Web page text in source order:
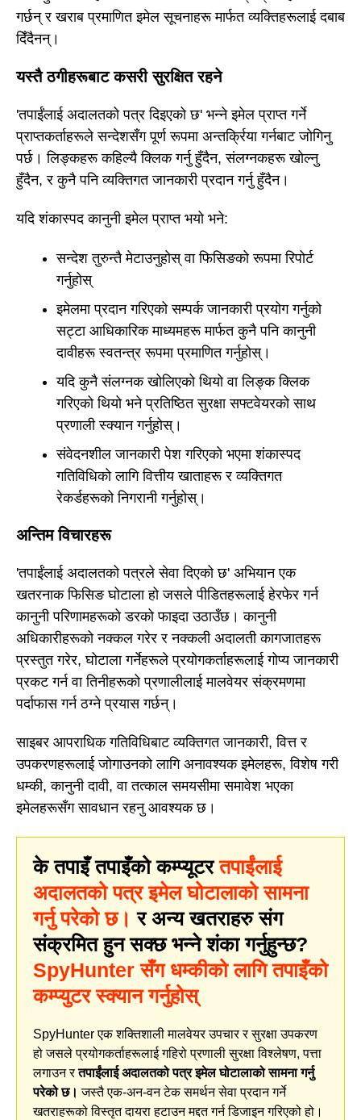
गर्छन् र खराब प्रमाणित इमेल सूचनाहरू मार्फत व्यक्तिहरूलाई दबाब
दिँदैनन्।
यस्तै ठगीहरूबाट कसरी सुरक्षित रहने
'तपाईंलाई अदालतको पत्र दिइएको छ' भन्ने इमेल प्राप्त गर्ने
प्राप्तकर्ताहरूले सन्देशसँग पूर्ण रूपमा अन्तर्क्रिया गर्नबाट जोगिनु
पर्छ। लिङ्कहरू कहिल्यै क्लिक गर्नु हुँदैन, संलग्नकहरू खोल्नु
हुँदैन, र कुनै पनि व्यक्तिगत जानकारी प्रदान गर्नु हुँदैन।
यदि शंकास्पद कानुनी इमेल प्राप्त भयो भने:
सन्देश तुरुन्तै मेटाउनुहोस् वा फिसिङको रूपमा रिपोर्ट
गर्नुहोस्
इमेलमा प्रदान गरिएको सम्पर्क जानकारी प्रयोग गर्नुको
सट्टा आधिकारिक माध्यमहरू मार्फत कुनै पनि कानुनी
दावीहरू स्वतन्त्र रूपमा प्रमाणित गर्नुहोस्।
यदि कुनै संलग्नक खोलिएको थियो वा लिङ्क क्लिक
गरिएको थियो भने प्रतिष्ठित सुरक्षा सफ्टवेयरको साथ
प्रणाली स्क्यान गर्नुहोस्।
संवेदनशील जानकारी पेश गरिएको भएमा शंकास्पद
गतिविधिको लागि वित्तीय खाताहरू र व्यक्तिगत
रेकर्डहरूको निगरानी गर्नुहोस्।
अन्तिम विचारहरू
'तपाईंलाई अदालतको पत्रले सेवा दिएको छ' अभियान एक
खतरनाक फिसिङ घोटाला हो जसले पीडितहरूलाई हेरफेर गर्न
कानुनी परिणामहरूको डरको फाइदा उठाउँछ। कानुनी
अधिकारीहरूको नक्कल गरेर र नक्कली अदालती कागजातहरू
प्रस्तुत गरेर, घोटाला गर्नेहरूले प्रयोगकर्ताहरूलाई गोप्य जानकारी
प्रकट गर्न वा तिनीहरूको प्रणालीलाई मालवेयर संक्रमणमा
पर्दाफास गर्न ठग्ने प्रयास गर्छन्।
साइबर आपराधिक गतिविधिबाट व्यक्तिगत जानकारी, वित्त र
उपकरणहरूलाई जोगाउनको लागि अनावश्यक इमेलहरू, विशेष गरी
धम्की, कानुनी दावी, वा तत्काल समयसीमा समावेश भएका
इमेलहरूसँग सावधान रहनु आवश्यक छ।
के तपाइँ तपाइँको कम्प्यूटरतपाईंलाई
अदालतको पत्र इमेल घोटालाको सामना
गर्नु परेको छ। र अन्य खतराहरु संग
संक्रमित हुन सक्छ भन्ने शंका गर्नुहुन्छ?
SpyHunter सँग धम्कीको लागि तपाइँको
कम्प्युटर स्क्यान गर्नुहोस्
SpyHunter एक शक्तिशाली मालवेयर उपचार र सुरक्षा उपकरण
हो जसले प्रयोगकर्ताहरूलाई गहिरो प्रणाली सुरक्षा विश्लेषण, पत्ता
लगाउन रतपाईंलाई अदालतको पत्र इमेल घोटालाको सामना गर्नु
परेको छ। जस्तै एक-अन-वन टेक समर्थन सेवा प्रदान गर्ने
खतराहरूको विस्तृत दायरा हटाउन मद्दत गर्न डिजाइन गरिएको हो।